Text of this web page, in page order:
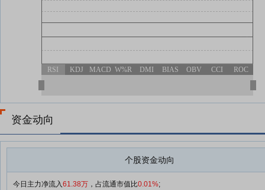
RSI KDJ MACD W%R DMI BIAS OBV CCI ROC
资金动向
个股资金动向
今日主力净流入61.38万 ，占流通市值比0.01%;